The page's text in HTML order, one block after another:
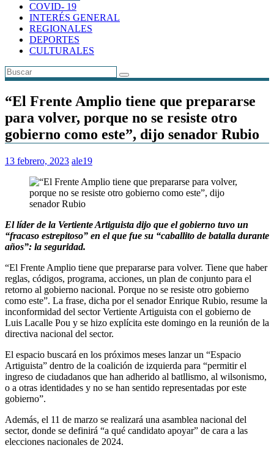
COVID- 19
INTERÉS GENERAL
REGIONALES
DEPORTES
CULTURALES
“El Frente Amplio tiene que prepararse
para volver, porque no se resiste otro
gobierno como este”, dijo senador Rubio
13 febrero, 2023 ale19
El líder de la Vertiente Artiguista dijo que el gobierno tuvo un
“fracaso estrepitoso” en el que fue su “caballito de batalla durante
años”: la seguridad.
“El Frente Amplio tiene que prepararse para volver. Tiene que haber
reglas, códigos, programa, acciones, un plan de conjunto para el
retorno al gobierno nacional. Porque no se resiste otro gobierno
como este”. La frase, dicha por el senador Enrique Rubio, resume la
inconformidad del sector Vertiente Artiguista con el gobierno de
Luis Lacalle Pou y se hizo explícita este domingo en la reunión de la
directiva nacional del sector.
El espacio buscará en los próximos meses lanzar un “Espacio
Artiguista” dentro de la coalición de izquierda para “permitir el
ingreso de ciudadanos que han adherido al batllismo, al wilsonismo,
o a otras identidades y no se han sentido representadas por este
gobierno”.
Además, el 11 de marzo se realizará una asamblea nacional del
sector, donde se definirá “a qué candidato apoyar” de cara a las
elecciones nacionales de 2024.